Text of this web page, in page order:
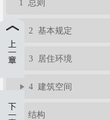
1 总则
2 基本规定
3 居住环境
4 建筑空间
5 结构